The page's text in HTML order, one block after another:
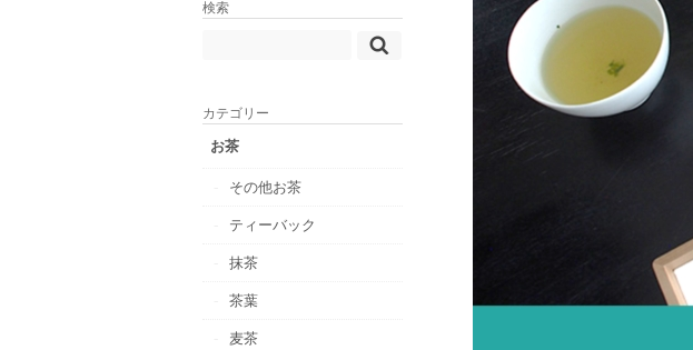
検索
カテゴリー
お茶
その他お茶
ティーバック
抹茶
茶葉
麦茶